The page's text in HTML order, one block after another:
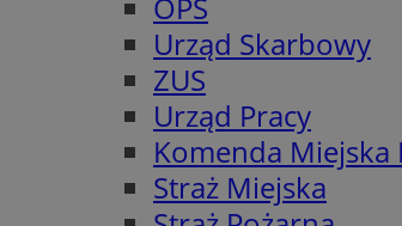
Urząd Skarbowy
ZUS
Urząd Pracy
Komenda Miejska
Straż Miejska